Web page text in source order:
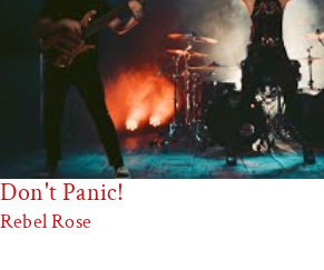
Don't Panic!
Rebel Rose